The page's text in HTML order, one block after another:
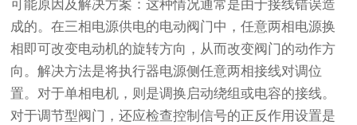
可能原因及解决方案：这种情况通常是由于接线错误造
成的。在三相电源供电的电动阀门中，任意两相电源换
相即可改变电动机的旋转方向，从而改变阀门的动作方
向。解决方法是将执行器电源侧任意两相接线对调位
置。对于单相电机，则是调换启动绕组或电容的接线。
对于调节型阀门，还应检查控制信号的正反作用设置是